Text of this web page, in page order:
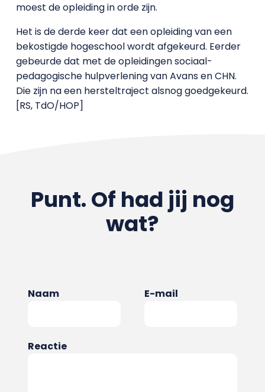
moest de opleiding in orde zijn.
Het is de derde keer dat een opleiding van een
bekostigde hogeschool wordt afgekeurd. Eerder
gebeurde dat met de opleidingen sociaal-
pedagogische hulpverlening van Avans en CHN.
Die zijn na een hersteltraject alsnog goedgekeurd.
[RS, TdO/HOP]
Punt. Of had jij nog
wat?
Naam E-mail
Reactie